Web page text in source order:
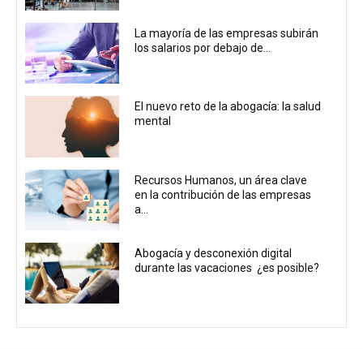
La mayoría de las empresas subirán
los salarios por debajo de...
El nuevo reto de la abogacía: la salud
mental
Recursos Humanos, un área clave
en la contribución de las empresas
a...
Abogacía y desconexión digital
durante las vacaciones ¿es posible?